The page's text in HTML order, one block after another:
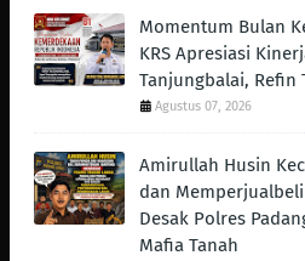
Momentum Bulan
KRS Apresiasi
Tanjungbalai, Refin
Agustus 07, 2026
Amirullah Husin
dan
Desak Polres
Mafia Tanah